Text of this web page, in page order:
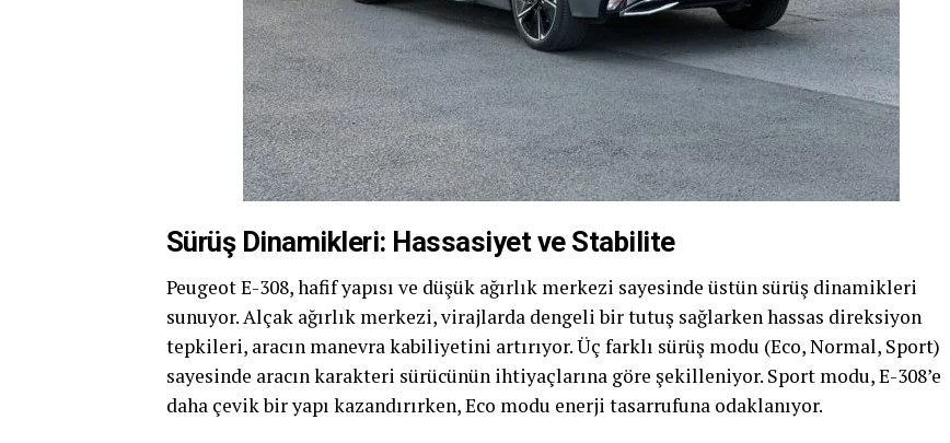
Sürüş Dinamikleri: Hassasiyet ve Stabilite
Peugeot E-308, hafif yapısı ve düşük ağırlık merkezi sayesinde üstün sürüş dinamikleri
sunuyor. Alçak ağırlık merkezi, virajlarda dengeli bir tutuş sağlarken hassas direksiyon
tepkileri, aracın manevra kabiliyetini artırıyor. Üç farklı sürüş modu (Eco, Normal, Sport)
sayesinde aracın karakteri sürücünün ihtiyaçlarına göre şekilleniyor. Sport modu, E-308’e
daha çevik bir yapı kazandırırken, Eco modu enerji tasarrufuna odaklanıyor.